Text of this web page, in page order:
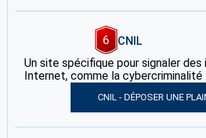
6
CNIL
Un site spécifique pour signaler
Internet, comme la cybercriminalité :
CNIL - DÉPOSER UNE